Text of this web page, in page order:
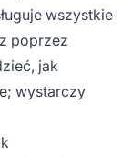
wszystkie
poprzez
jak
wystarczy